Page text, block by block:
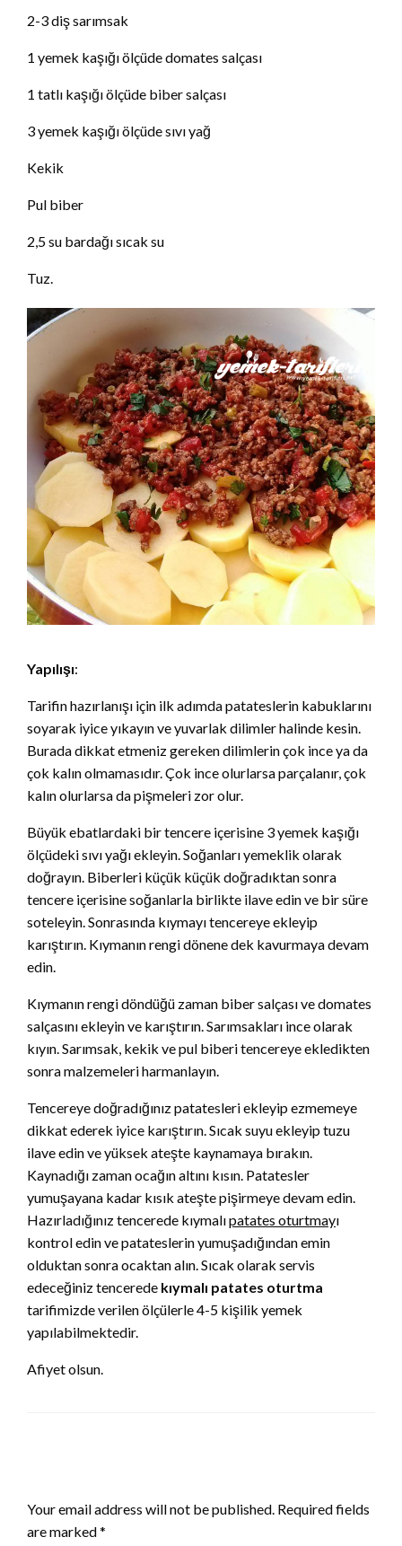
2-3 diş sarımsak
1 yemek kaşığı ölçüde domates salçası
1 tatlı kaşığı ölçüde biber salçası
3 yemek kaşığı ölçüde sıvı yağ
Kekik
Pul biber
2,5 su bardağı sıcak su
Tuz.
Yapılışı:
Tarifin hazırlanışı için ilk adımda patateslerin kabuklarını
soyarak iyice yıkayın ve yuvarlak dilimler halinde kesin.
Burada dikkat etmeniz gereken dilimlerin çok ince ya da
çok kalın olmamasıdır. Çok ince olurlarsa parçalanır, çok
kalın olurlarsa da pişmeleri zor olur.
Büyük ebatlardaki bir tencere içerisine 3 yemek kaşığı
ölçüdeki sıvı yağı ekleyin. Soğanları yemeklik olarak
doğrayın. Biberleri küçük küçük doğradıktan sonra
tencere içerisine soğanlarla birlikte ilave edin ve bir süre
soteleyin. Sonrasında kıymayı tencereye ekleyip
karıştırın. Kıymanın rengi dönene dek kavurmaya devam
edin.
Kıymanın rengi döndüğü zaman biber salçası ve domates
salçasını ekleyin ve karıştırın. Sarımsakları ince olarak
kıyın. Sarımsak, kekik ve pul biberi tencereye ekledikten
sonra malzemeleri harmanlayın.
Tencereye doğradığınız patatesleri ekleyip ezmemeye
dikkat ederek iyice karıştırın. Sıcak suyu ekleyip tuzu
ilave edin ve yüksek ateşte kaynamaya bırakın.
Kaynadığı zaman ocağın altını kısın. Patatesler
yumuşayana kadar kısık ateşte pişirmeye devam edin.
Hazırladığınız tencerede kıymalıpatates oturtmayı
kontrol edin ve patateslerin yumuşadığından emin
olduktan sonra ocaktan alın. Sıcak olarak servis
edeceğiniz tencerede kıymalı patates oturtma
tarifimizde verilen ölçülerle 4-5 kişilik yemek
yapılabilmektedir.
Afiyet olsun.
Your email address will not be published. Required fields
are marked*